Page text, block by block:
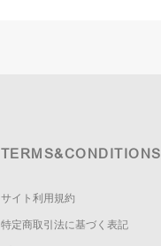
TERMS&CONDITIONS
サイト利用規約
特定商取引法に基づく表記